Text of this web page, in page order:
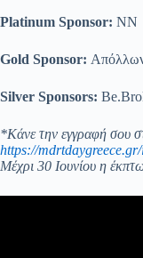
Platinum Sponsor: NN
Gold Sponsor:
Silver Sponsors:
*Κάνε την εγγραφή σου
https://
Μέχρι 30 Ιουνίου η